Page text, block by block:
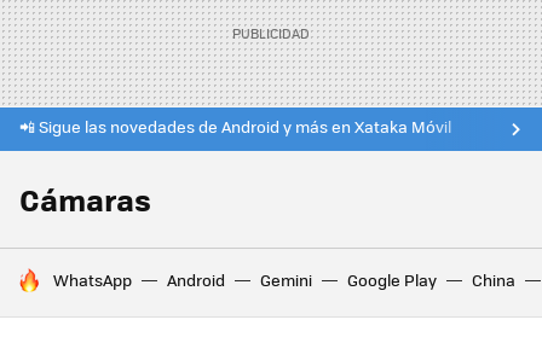
📲 Sigue las novedades de Android y más en Xataka Móvil
Cámaras
HOY SE HABLA DE
WhatsApp Android Gemini Google Play China